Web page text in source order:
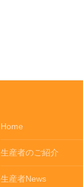
Home
生産者のご紹介
生産者News